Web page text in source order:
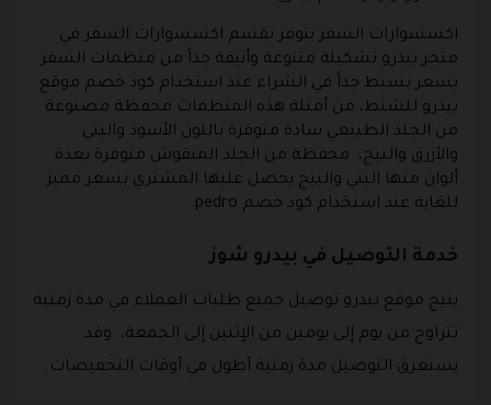
اكسسوارات السفر يتوفر بقسم اكسسوارات السفر في
متجر بيدرو تشكيلة متنوعة وأنيقة جداً من منظمات السفر
بسعر بسيط جداً في الشراء عند استخدام كود خصم موقع
بيدرو للشنط، من أمثلة هذه المنظمات محفظة مصنوعة
من الجلد الطبيعي سادة متوفرة باللون الأسود والبني
والأزرق والبيج، محفظة من الجلد المنقوش متوفرة بعدة
ألوان منها البني والبيج يحصل عليها المشتري بسعر مميز
للغاية عند استخدام كود خصم pedro.
خدمة التوصيل في بيدرو شوز
يتيح موقع بيدرو توصيل جميع طلبات العملاء في مدة زمنية
تتراوح من يوم إلى يومين من الإثنين إلى الجمعة، وقد
يستغرق التوصيل مدة زمنية أطول في أوقات التخفيضات.